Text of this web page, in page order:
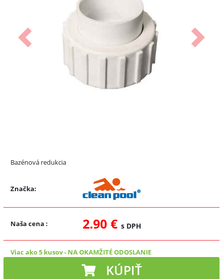
Predchádzajúci Ďalší
Bazénová redukcia
Značka:
Naša cena : 2.90 € s DPH
Viac ako 5 kusov- NA OKAMŽITÉ ODOSLANIE
KÚPIŤ